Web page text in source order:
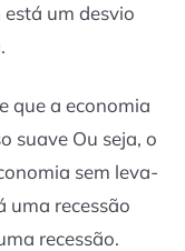
um desvio
que a economia
suave Ou seja, o
sem leva-
uma recessão
recessão.